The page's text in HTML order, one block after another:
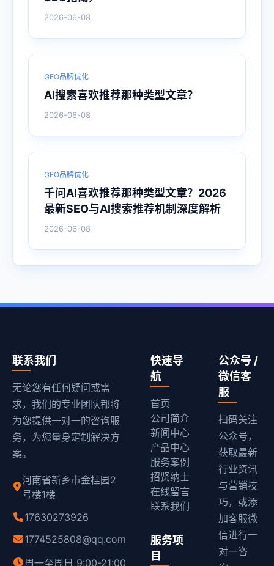
2026-06-08
GEO品牌优化
AI搜索喜欢推荐那种类型文章？
2026-06-08
GEO品牌优化
千问AI喜欢推荐那种类型文章？2026
最新SEO与AI搜索推荐机制深度解析
2026-06-08
联系我们
无论您有任何疑问或需
求，我们的专业团队都将
为您提供一对一的咨询服
务，为您量身定制解决方
案。
河南省新乡市金桂园2
号楼1楼
17630273926
1774525808@qq.com
周一至周日 9:00-21:00
快速导
航
首页
公司简介
新闻中心
产品中心
服务案例
招贤纳士
在线留言
联系我们
服务项
目
公众号 /
微信客
服
扫码关注
公众号，
获取最新
行业资讯
与营销技
巧，或添
加客服微
信进行一
对一咨